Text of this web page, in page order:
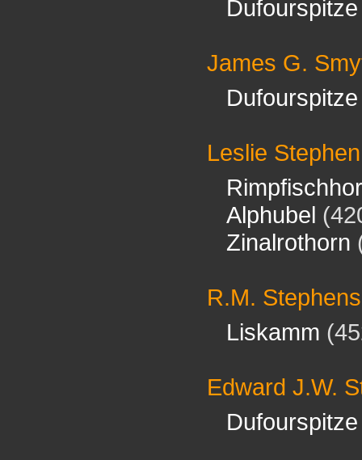
Dufourspitze
James G.
Dufourspitze
Leslie Stephen
Alphubel
Zinalrothorn
R.M.
Liskamm
Edward J.W.
Dufourspitze